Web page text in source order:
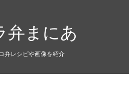
弁まにあ
弁レシピや画像を紹介